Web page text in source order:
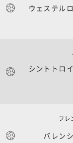
ウェステル
シントトロ
バレン
フ